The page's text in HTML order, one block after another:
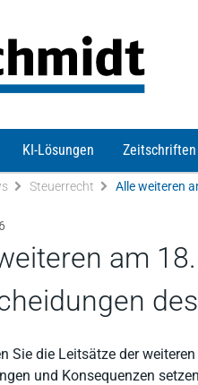
KI-Lösungen Zeitschriften
Steuerrecht
am
Sie die Leitsätze der
und Konsequenzen